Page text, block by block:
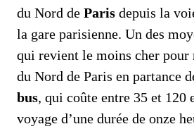
du Nord de Paris depuis la
la gare parisienne. Un des
qui revient le moins cher pour
du Nord de Paris en partance
bus, qui coûte entre 35 et 120
voyage d’une durée de onze